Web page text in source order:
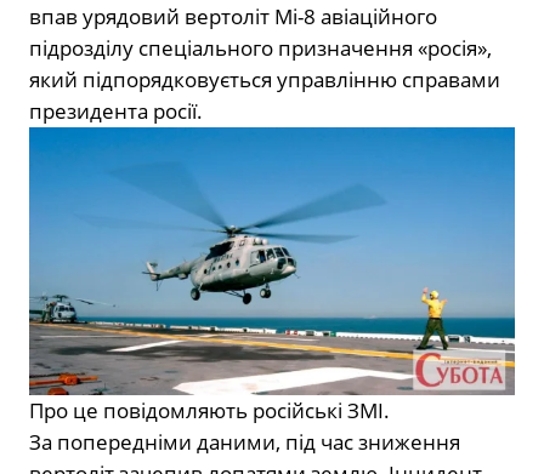
впав урядовий вертоліт Мі-8 авіаційного
підрозділу спеціального призначення «росія»,
який підпорядковується управлінню справами
президента росії.
Про це повідомляють російські ЗМІ.
За попередніми даними, під час зниження